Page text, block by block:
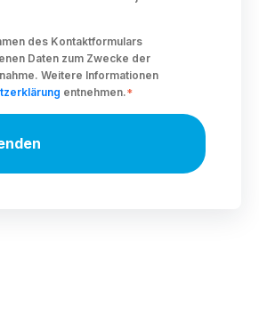
des Kontaktformulars
Daten zum Zwecke der
Weitere Informationen
entnehmen.*